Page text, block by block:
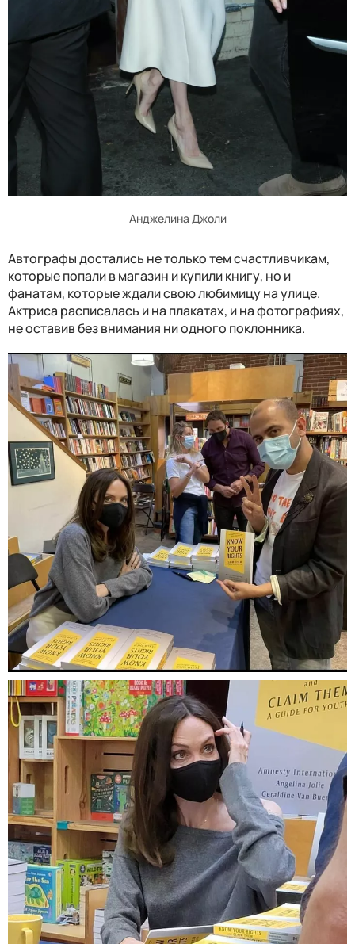
Анджелина Джоли
Автографы достались не только тем счастливчикам,
которые попали в магазин и купили книгу, но и
фанатам, которые ждали свою любимицу на улице.
Актриса расписалась и на плакатах, и на фотографиях,
не оставив без внимания ни одного поклонника.